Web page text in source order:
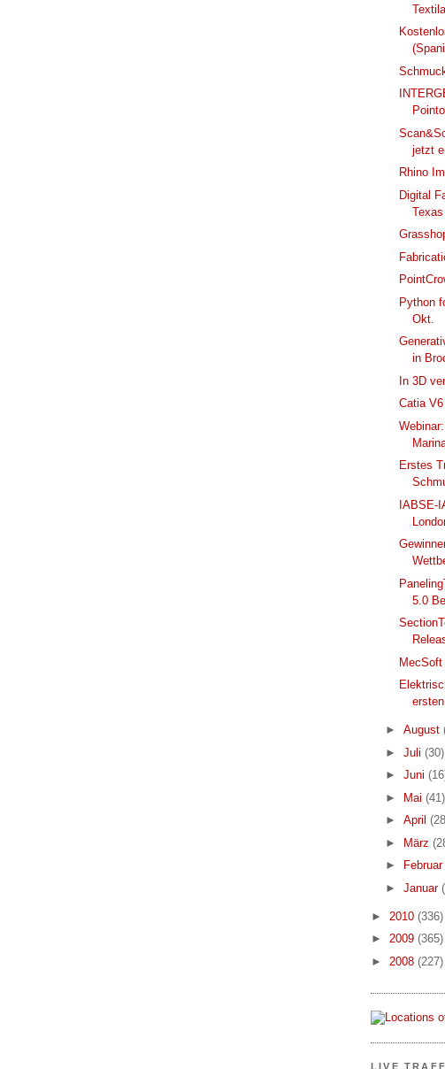
jetzt
Rhino
Digital
Python
Okt.
in
In 3D
Catia
Erstes
IABSE-
5.0
► August
► Juli (30)
► Juni
► Mai (41)
► April
► März
►
Februar
► Januar
► 2010 (336)
► 2009 (365)
► 2008 (227)
LIVE